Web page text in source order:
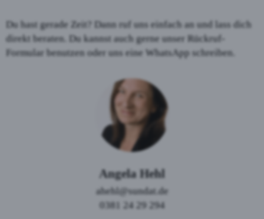
Du hast gerade Zeit? Dann ruf uns einfach an und lass dich
direkt beraten. Du kannst auch gerne unser Rückruf-
Formular benutzen oder uns eine WhatsApp schreiben.
Angela Hehl
ahehl@sundat.de
0381 24 29 294